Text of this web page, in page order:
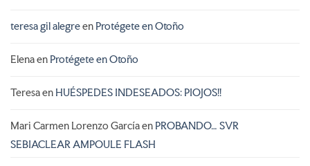
teresa gil alegreen Protégete en Otoño
Elenaen Protégete en Otoño
Teresaen HUÉSPEDES INDESEADOS: PIOJOS!!
Mari Carmen Lorenzo Garcíaen PROBANDO… SVR
SEBIACLEAR AMPOULE FLASH